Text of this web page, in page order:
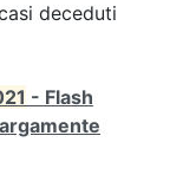
deceduti
- Flash